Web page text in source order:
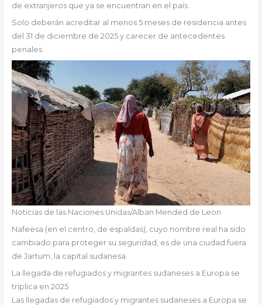
de extranjeros que ya se encuentran en el país.
Solo deberán acreditar al menos 5 meses de residencia antes
del 31 de diciembre de 2025 y carecer de antecedentes
penales.
Noticias de las Naciones Unidas/Alban Mended de Leon
Nafeesa (en el centro, de espaldas), cuyo nombre real ha sido
cambiado para proteger su seguridad, es de una ciudad fuera
de Jartum, la capital sudanesa.
La llegada de refugiados y migrantes sudaneses a Europa se
triplica en 2025
Las llegadas de refugiados y migrantes sudaneses a Europa se